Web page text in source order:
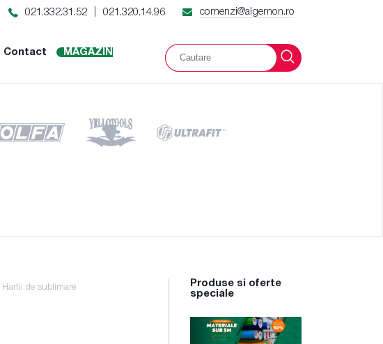
021.332.31.52 021.320.14.96 comenzi@algernon.ro
Contact
MAGAZIN
Hartii de sublimare
Produse si oferte
speciale